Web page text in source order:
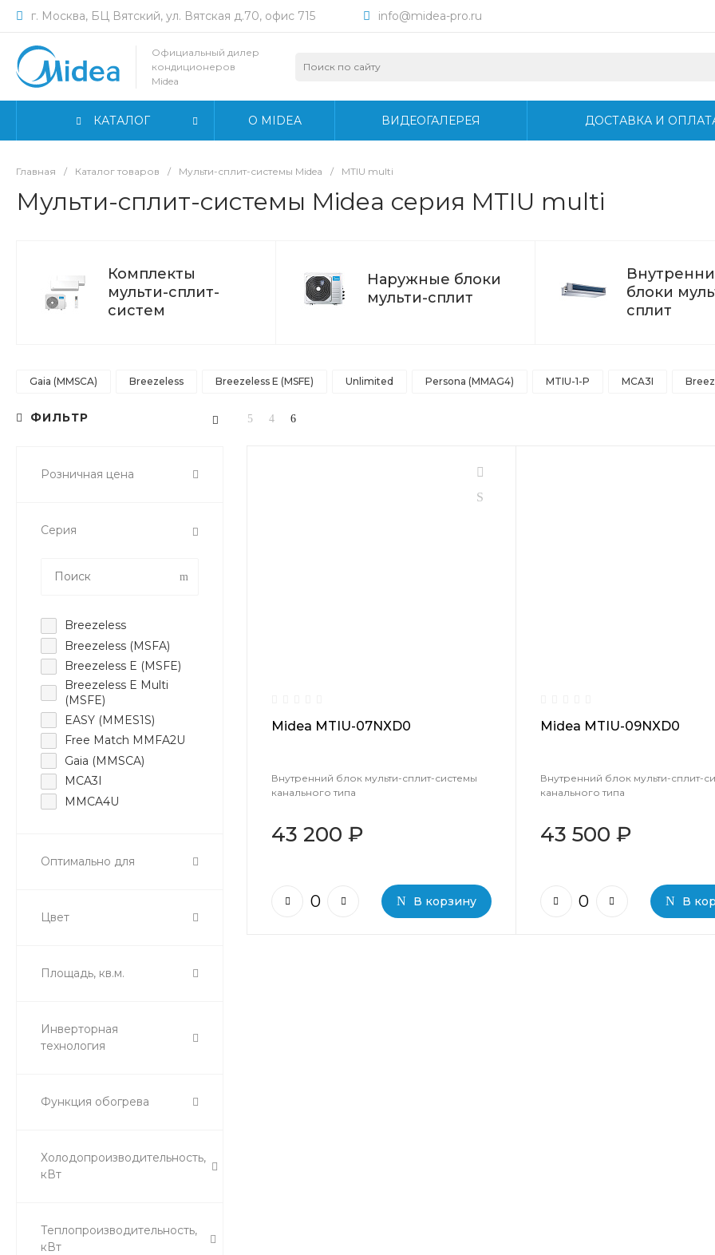
г. Москва, БЦ Вятский, ул. Вятская д.70, офис 715 info@midea-pro.ru
Официальный дилер
кондиционеров
Midea
КАТАЛОГ О MIDEA ВИДЕОГАЛЕРЕЯ ДОСТАВКА И
Главная / Каталог товаров / Мульти-сплит-системы Midea / MTIU multi
Мульти-сплит-системы Midea серия MTIU multi
Комплекты
мульти-сплит-
систем
Наружные блоки
мульти-сплит
блоки
сплит
Gaia (MMSCA) Breezeless Breezeless E (MSFE) Unlimited Persona (MMAG4) MTIU-1-P MCA3I
ФИЛЬТР
Розничная цена
Серия
Breezeless
Breezeless (MSFA)
Breezeless E (MSFE)
Breezeless E Multi
(MSFE)
EASY (MMES1S)
Free Match MMFA2U
Gaia (MMSCA)
MCA3I
MMCA4U
MTIU multi
MTIU-P(GA)
Оптимально для
Цвет
Площадь, кв.м.
Инверторная
технология
Функция обогрева
Холодопроизводительность,
кВт
Теплопроизводительность,
кВт
Midea MTIU-07NXD0
Внутренний блок мульти-сплит-системы
канального типа
43 200 ₽
В корзину
Midea MTIU-09NXD0
Внутренний блок мульти-сплит-
канального типа
43 500 ₽
В